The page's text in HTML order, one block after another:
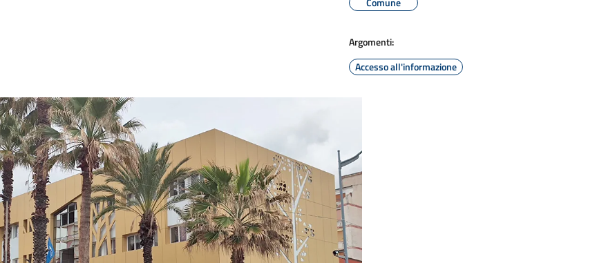
Argomenti:
Accesso all'informazione